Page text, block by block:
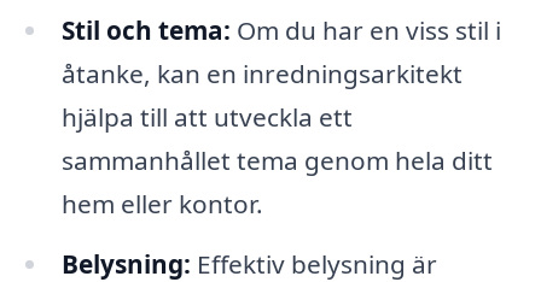
Stil och tema: Om du har en viss stil i
åtanke, kan en inredningsarkitekt
hjälpa till att utveckla ett
sammanhållet tema genom hela ditt
hem eller kontor.
Belysning: Effektiv belysning är